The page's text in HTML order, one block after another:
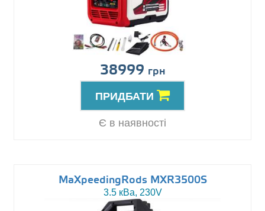
38999 грн
ПРИДБАТИ
Є в наявності
MaXpeedingRods MXR3500S
3.5 кВа, 230V